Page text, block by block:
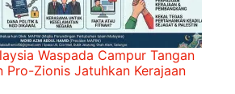
Waspada Campur Tangan
Pro-Zionis Jatuhkan Kerajaan